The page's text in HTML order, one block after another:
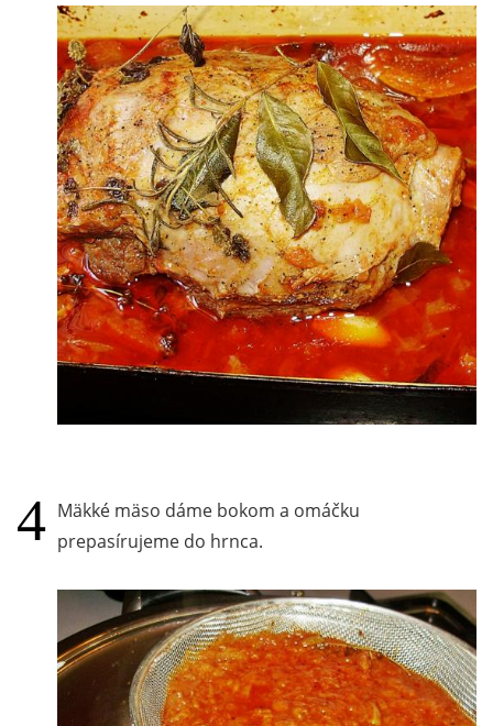
Mäkké mäso dáme bokom a omáčku
prepasírujeme do hrnca.